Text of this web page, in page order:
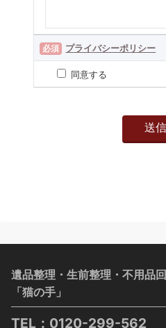
必須 プライバシーポリシー
同意する
遺品整理・生前整理・不用品
「猫の手」
TEL： 0120-299-562